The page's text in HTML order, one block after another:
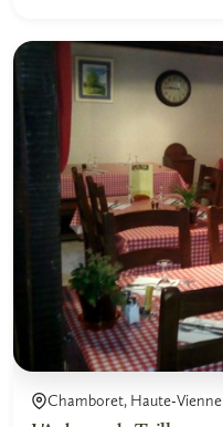
Chamboret, Haute-Vienne